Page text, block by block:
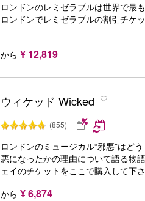
ロンドンのレミゼラブルは世界で最
ロンドンでレミゼラブルの割引チケ
から ¥ 12,819
ウィケッド Wicked
(855)
ロンドンのミュージカル“邪悪”はど
悪になったかの理由について語る物
ェイのチケットをここで購入して下さ
から ¥ 6,874